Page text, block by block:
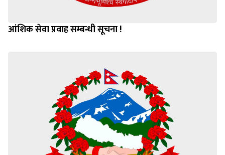
आंशिक सेवा प्रवाह सम्बन्धी सूचना !